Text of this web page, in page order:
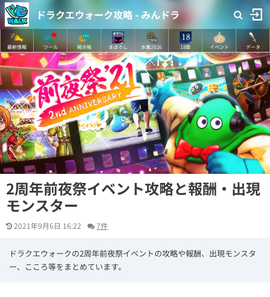
ドラクエウォーク攻略 - みんドラ
最新情報 ツール 掲示板 まぼろし 水着2026 18章 イベント データ
2周年前夜祭イベント攻略と報酬・出現
モンスター
2021年9月6日 16:22 7件
ドラクエウォークの2周年前夜祭イベントの攻略や報酬、出現モンスタ
ー、こころ等をまとめています。